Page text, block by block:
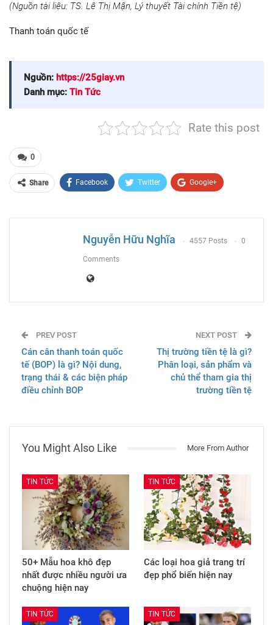
(Nguồn tài liệu: TS. Lê Thị Mận, Lý thuyết Tài chính Tiền tệ)
Thanh toán quốc tế
Nguồn: https://25giay.vn
Danh mục: Tin Tức
Rate this post
0
Share Facebook Twitter Google+
Nguyễn Hữu Nghĩa 4557 Posts 0
Comments
PREV POST
Cán cân thanh toán quốc
tế (BOP) là gì? Nội dung,
trạng thái & các biện pháp
điều chỉnh BOP
NEXT POST
Thị trường tiền tệ là gì?
Phân loại, sản phẩm và
chủ thể tham gia thị
trường tiền tệ
You Might Also Like More From Author
TIN TỨC
50+ Mẫu hoa khô đẹp
nhất được nhiều người ưa
chuộng hiện nay
TIN TỨC
Các loại hoa giả trang trí
đẹp phổ biến hiện nay
TIN TỨC TIN TỨC